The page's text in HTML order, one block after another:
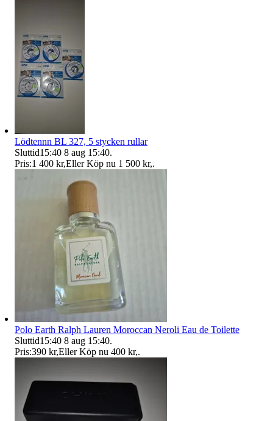
Lödtennn BL 327, 5 stycken rullar
Sluttid15:40 8 aug 15:40.
Pris:1 400 kr,Eller Köp nu 1 500 kr,.
Polo Earth Ralph Lauren Moroccan Neroli Eau de Toilette
Sluttid15:40 8 aug 15:40.
Pris:390 kr,Eller Köp nu 400 kr,.